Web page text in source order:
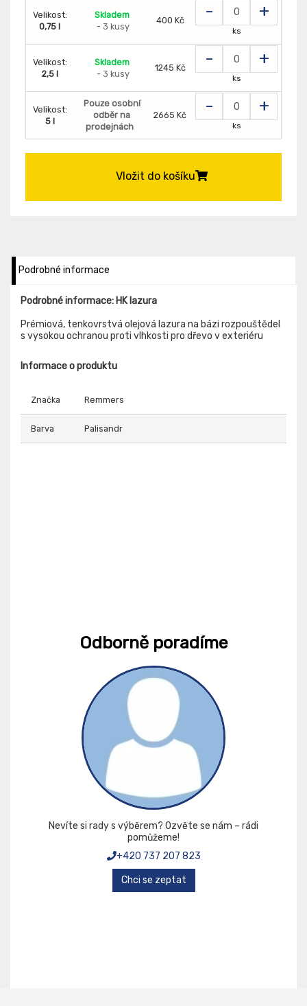
Velikost:
0,75 l
Skladem
- 3 kusy
400 Kč - +
ks
Velikost:
2,5 l
Skladem
- 3 kusy
1245 Kč - +
ks
Velikost:
5 l
Pouze osobní
odběr na
prodejnách
2665 Kč - +
ks
Vložit do košíku
Podrobné informace
Podrobné informace: HK lazura
Prémiová, tenkovrstvá olejová lazura na bázi rozpouštědel
s vysokou ochranou proti vlhkosti pro dřevo v exteriéru
Informace o produktu
Značka Remmers
Barva Palisandr
Odborně poradíme
Nevíte si rady s výběrem? Ozvěte se nám – rádi
pomůžeme!
+420 737 207 823
Chci se zeptat